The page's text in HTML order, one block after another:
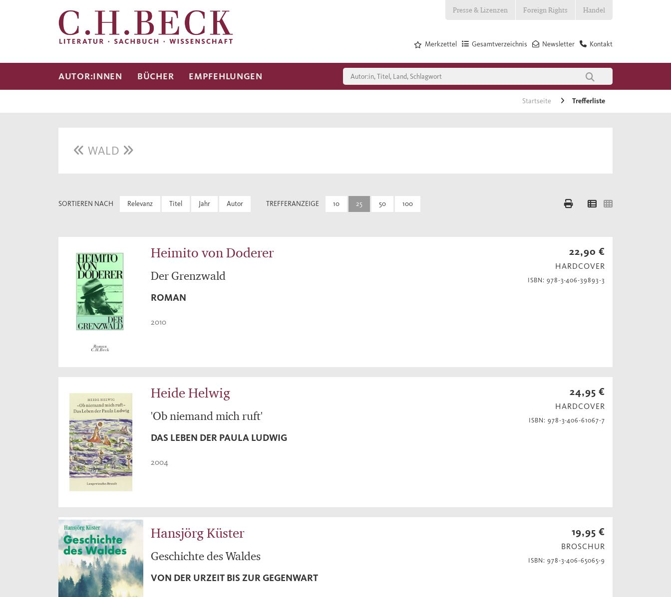
Presse & Lizenzen Foreign Rights Handel
Kontakt
Newsletter
Gesamtverzeichnis
Merkzettel
AUTOR:INNEN BÜCHER EMPFEHLUNGEN
Startseite Trefferliste
WALD
SORTIEREN NACH Relevanz Titel Jahr Autor TREFFERANZEIGE 10 25 50 100
Heimito von Doderer
Der Grenzwald
ROMAN
2010
22,90 €
HARDCOVER
ISBN: 978-3-406-39893-3
Heide Helwig
'Ob niemand mich ruft'
DAS LEBEN DER PAULA LUDWIG
2004
24,95 €
HARDCOVER
ISBN: 978-3-406-61067-7
Hansjörg Küster
Geschichte des Waldes
VON DER URZEIT BIS ZUR GEGENWART
19,95 €
BROSCHUR
ISBN: 978-3-406-65065-9